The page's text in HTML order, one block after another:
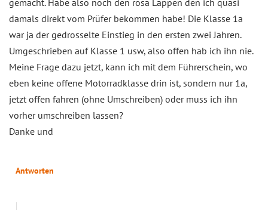
damals direkt vom Prüfer bekommen habe! Die Klasse 1a
war ja der gedrosselte Einstieg in den ersten zwei Jahren.
Umgeschrieben auf Klasse 1 usw, also offen hab ich ihn nie.
Meine Frage dazu jetzt, kann ich mit dem Führerschein, wo
eben keine offene Motorradklasse drin ist, sondern nur 1a,
jetzt offen fahren (ohne Umschreiben) oder muss ich ihn
vorher umschreiben lassen?
Danke und
Antworten